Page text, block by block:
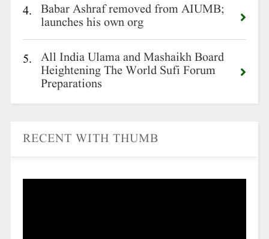
4. Babar Ashraf removed from AIUMB;
launches his own org
5. All India Ulama and Mashaikh Board
Heightening The World Sufi Forum
Preparations
RECENT WITH THUMB